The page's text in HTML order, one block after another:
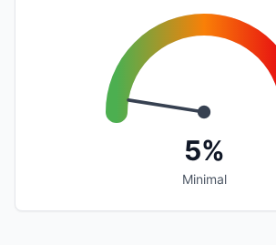
5%
Minimal